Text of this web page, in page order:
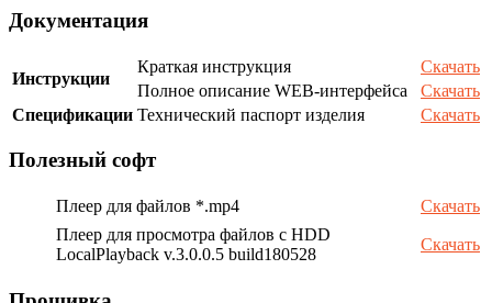
Документация
Инструкции
Краткая инструкция
Скачать
Полное описание WEB-интерфейса
Скачать
Спецификации Технический паспорт изделия Скачать
Полезный софт
Плеер для файлов *.mp4
Скачать
Плеер для просмотра файлов с HDD
LocalPlayback v.3.0.0.5 build180528
Скачать